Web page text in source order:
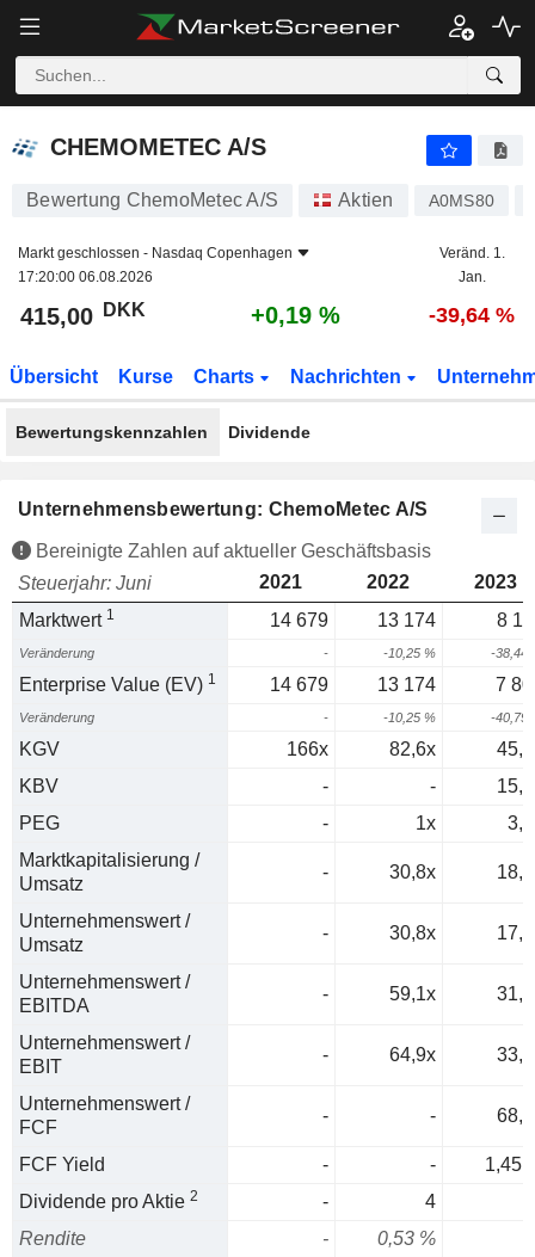
CHEMOMETEC A/S
CHEMOMETEC A/S
Bewertung ChemoMetec A/S Aktien A0MS80
Markt geschlossen - Nasdaq Copenhagen
17:20:00 06.08.2026
Veränd. 1.
Jan.
415,00 DKK +0,19 % -39,64 %
Übersicht Kurse Charts Nachrichten
Bewertungskennzahlen Dividende
Unternehmensbewertung: ChemoMetec A/S
Bereinigte Zahlen auf aktueller Geschäftsbasis
Steuerjahr: Juni
2021 2022
2023
Marktwert 1 14 679 13 174 8
Veränderung - -10,25 % -38,44
Enterprise Value (EV) 1 14 679 13 174 7
Veränderung - -10,25 % -40,79
KGV 166x 82,6x
KBV
- -
PEG
- 1x
Marktkapitalisierung /
Umsatz
- 30,8x
Unternehmenswert /
Umsatz
- 30,8x
Unternehmenswert /
EBITDA
- 59,1x
Unternehmenswert /
EBIT
- 64,9x
Unternehmenswert /
FCF
- -
FCF Yield - -
1,45
Dividende pro Aktie 2 -
4
Rendite
-
0,53 %